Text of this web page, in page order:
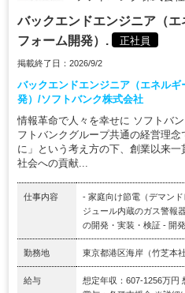
バックエンドエンジニア（
フォーム開発）.
正社員
掲載終了日：2026/9/2
バックエンドエンジニア（エネル
発）/ソフトバンク株式会社
情報革命で人々を幸せに ソフトバ
フトバンクグループ共通の経営理
に」という考え方の下、創業以来
社会への貢献...
仕事内容
- 家庭向け節電（デマン
ジュール内蔵のガス警報
の開発・実装・検証 - 開
勤務地 東京都港区海岸（竹芝本社
給与
想定年収：607-1256万円